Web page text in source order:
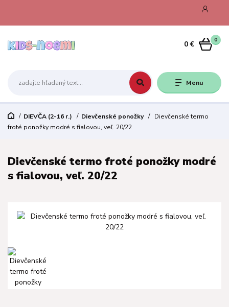
Menu
0
0 €
DIEVČA (2-16 r.) Dievčenské ponožky
Dievčenské termo
froté ponožky modré s fialovou, veľ. 20/22
Dievčenské termo froté ponožky modré
s fialovou, veľ. 20/22